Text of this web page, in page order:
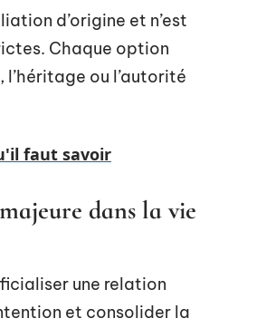
d’origine et n’est
Chaque option
ou l’autorité
faut savoir
dans la vie
une relation
et consolider la